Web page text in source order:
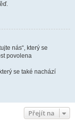
nás“, který se
povolena
se také nachází
Přejít na